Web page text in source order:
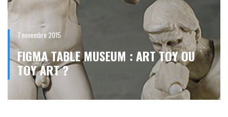
7 novembre 2015
FIGMA TABLE MUSEUM : ART TOY OU
TOY ART ?